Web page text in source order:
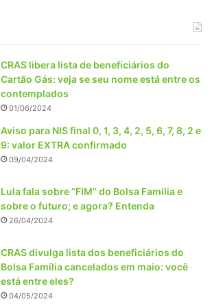
CRAS libera lista de beneficiários do
Cartão Gás: veja se seu nome está entre os
contemplados
01/06/2024
Aviso para NIS final 0, 1, 3, 4, 2, 5, 6, 7, 8, 2 e
9: valor EXTRA confirmado
09/04/2024
Lula fala sobre “FIM” do Bolsa Família e
sobre o futuro; e agora? Entenda
26/04/2024
CRAS divulga lista dos beneficiários do
Bolsa Família cancelados em maio: você
está entre eles?
04/05/2024